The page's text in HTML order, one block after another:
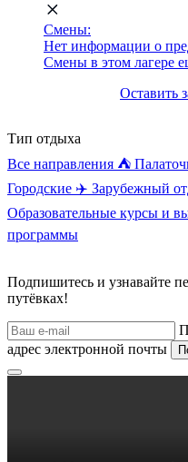
Смены:
Нет информации о
Смены в этом лагере
Оставить
Тип отдыха
Все направления ⛺
Городские ✈️ Зарубежный
Образовательные курсы и
программы
Подпишитесь и узнавайте
путёвках!
адрес электронной почты